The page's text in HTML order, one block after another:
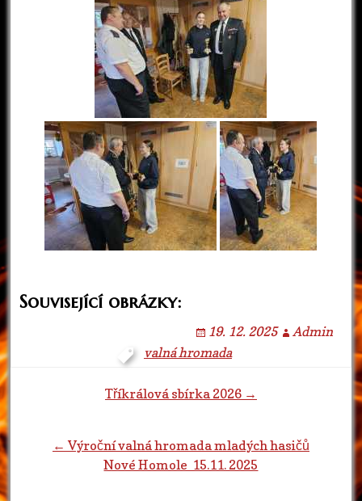
Související obrázky:
19. 12. 2025
Admin
valná hromada
Navigace
pro
příspěvky
Tříkrálová sbírka 2026 →
← Výroční valná hromada mladých hasičů
Nové Homole 15.11. 2025